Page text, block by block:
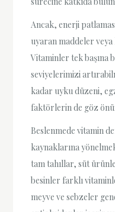
Ancak, enerji
uyaran maddeler
Vitaminler tek başına
seviyelerimizi
kadar uyku düzeni,
faktörlerin de göz
Beslenmede vitamin
kaynaklarına
tam tahıllar, süt
besinler farklı
meyve ve sebzeler